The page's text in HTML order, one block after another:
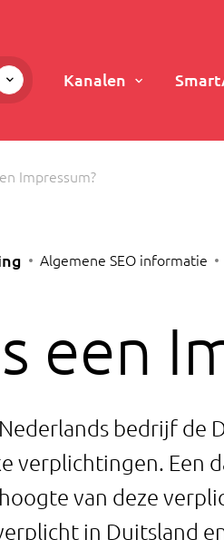
Kanalen
Impressum?
Algemene SEO informatie
een
bedrijf de
verplichtingen. Een
van deze
in Duitsland